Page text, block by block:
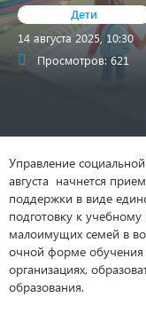
Дети
14 августа 2025, 10:30
Просмотров: 621
Управление
августа начнется
поддержки в виде
подготовку к
малоимущих семей в
очной форме обучения
организациях,
образования.